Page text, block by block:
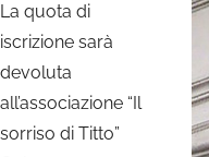
a
La quota di
iscrizione sarà
devoluta
all’associazione “Il
sorriso di Titto”